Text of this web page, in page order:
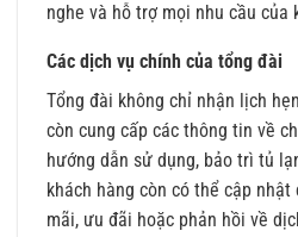
nghe và hỗ trợ mọi nhu cầu của
Các dịch vụ chính của tổng đài
Tổng đài không chỉ nhận lịch
còn cung cấp các thông tin về
hướng dẫn sử dụng, bảo trì tủ
khách hàng còn có thể cập
mãi, ưu đãi hoặc phản hồi về